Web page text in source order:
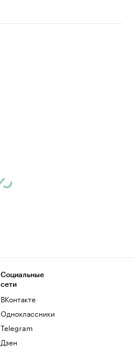
Социальные
сети
ВКонтакте
Одноклассники
Telegram
Дзен